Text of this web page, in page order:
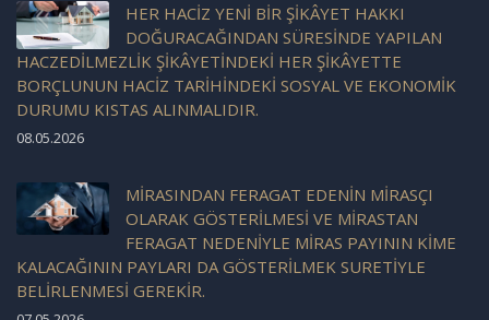
HER HACİZ YENİ BİR ŞİKÂYET HAKKI
DOĞURACAĞINDAN SÜRESİNDE YAPILAN
HACZEDİLMEZLİK ŞİKÂYETİNDEKİ HER ŞİKÂYETTE
BORÇLUNUN HACİZ TARİHİNDEKİ SOSYAL VE EKONOMİK
DURUMU KISTAS ALINMALIDIR.
08.05.2026
MİRASINDAN FERAGAT EDENİN MİRASÇI
OLARAK GÖSTERİLMESİ VE MİRASTAN
FERAGAT NEDENİYLE MİRAS PAYININ KİME
KALACAĞININ PAYLARI DA GÖSTERİLMEK SURETİYLE
BELİRLENMESİ GEREKİR.